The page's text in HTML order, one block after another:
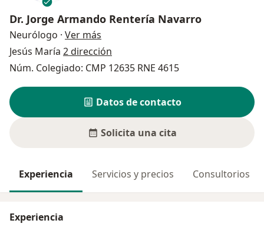
Dr. Jorge Armando Rentería Navarro
Neurólogo · Ver más
Jesús María 2 dirección
Núm. Colegiado: CMP 12635 RNE 4615
Datos de contacto
Solicita una cita
Experiencia Servicios y precios Consultorios
Experiencia